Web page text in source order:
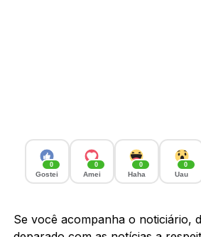
0
Gostei
0
Amei
0
Haha
0
Uau
Se você acompanha o noticiário,